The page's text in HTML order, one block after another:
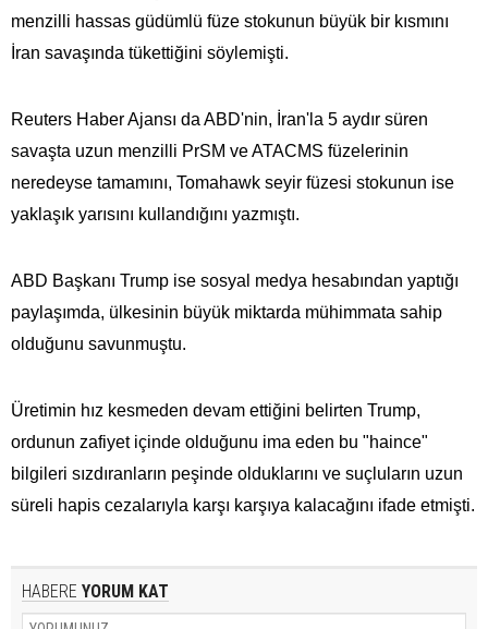
menzilli hassas güdümlü füze stokunun büyük bir kısmını
İran savaşında tükettiğini söylemişti.
Reuters Haber Ajansı da ABD'nin, İran'la 5 aydır süren
savaşta uzun menzilli PrSM ve ATACMS füzelerinin
neredeyse tamamını, Tomahawk seyir füzesi stokunun ise
yaklaşık yarısını kullandığını yazmıştı.
ABD Başkanı Trump ise sosyal medya hesabından yaptığı
paylaşımda, ülkesinin büyük miktarda mühimmata​​​​​​​ sahip
olduğunu savunmuştu.
Üretimin hız kesmeden devam ettiğini belirten Trump,
ordunun zafiyet içinde olduğunu ima eden bu "haince"
bilgileri sızdıranların peşinde olduklarını ve suçluların uzun
süreli hapis cezalarıyla karşı karşıya kalacağını ifade etmişti.
HABERE YORUM KAT